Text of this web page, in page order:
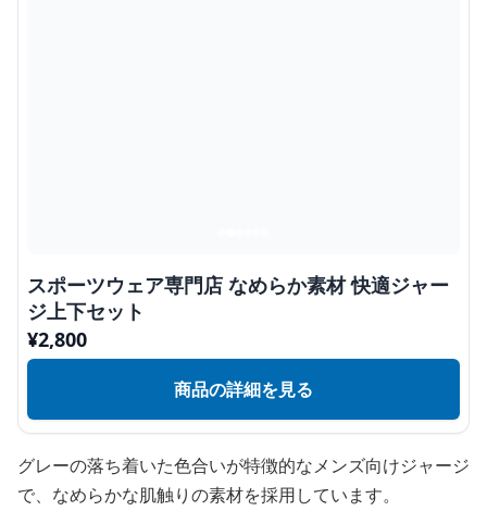
スポーツウェア専門店 なめらか素材 快適ジャー
ジ上下セット
¥2,800
商品の詳細を見る
グレーの落ち着いた色合いが特徴的なメンズ向けジャージ
で、なめらかな肌触りの素材を採用しています。